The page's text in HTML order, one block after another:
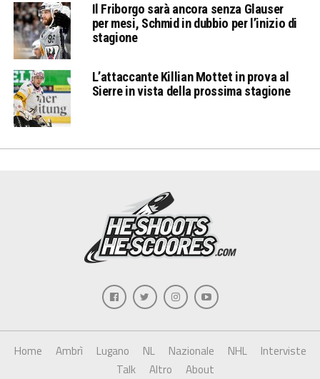
Il Friborgo sarà ancora senza Glauser
per mesi, Schmid in dubbio per l’inizio di
stagione
L’attaccante Killian Mottet in prova al
Sierre in vista della prossima stagione
Home Ambrì Lugano NL Nazionale NHL
Interviste
Talk
Altro About